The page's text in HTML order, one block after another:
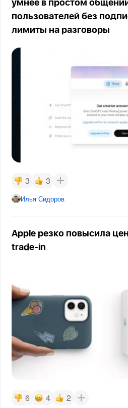
умнее в простом
пользователей без
лимиты на разговоры
3 3
Илья Сидоров
Apple резко повысила
trade-in
6 4 2